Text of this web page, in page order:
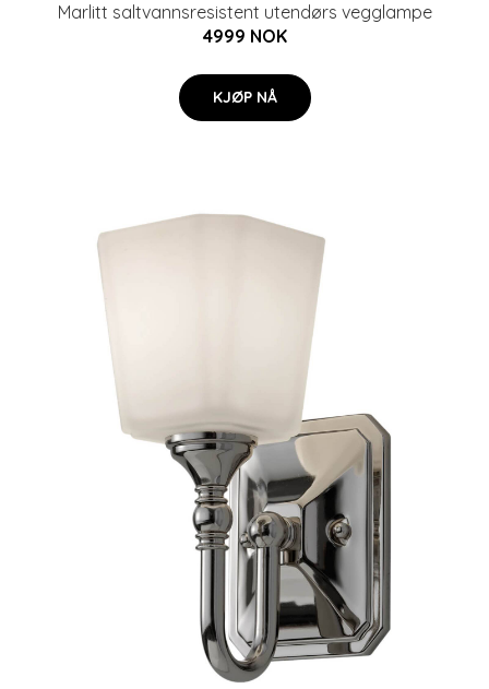
Marlitt saltvannsresistent utendørs vegglampe
4999 NOK
KJØP NÅ